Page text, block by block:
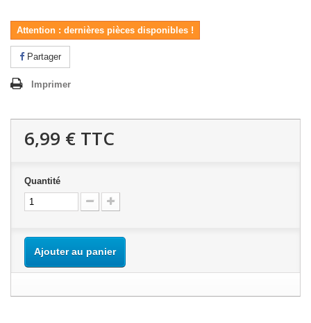
Attention : dernières pièces disponibles !
Partager
Imprimer
6,99 € TTC
Quantité
Ajouter au panier